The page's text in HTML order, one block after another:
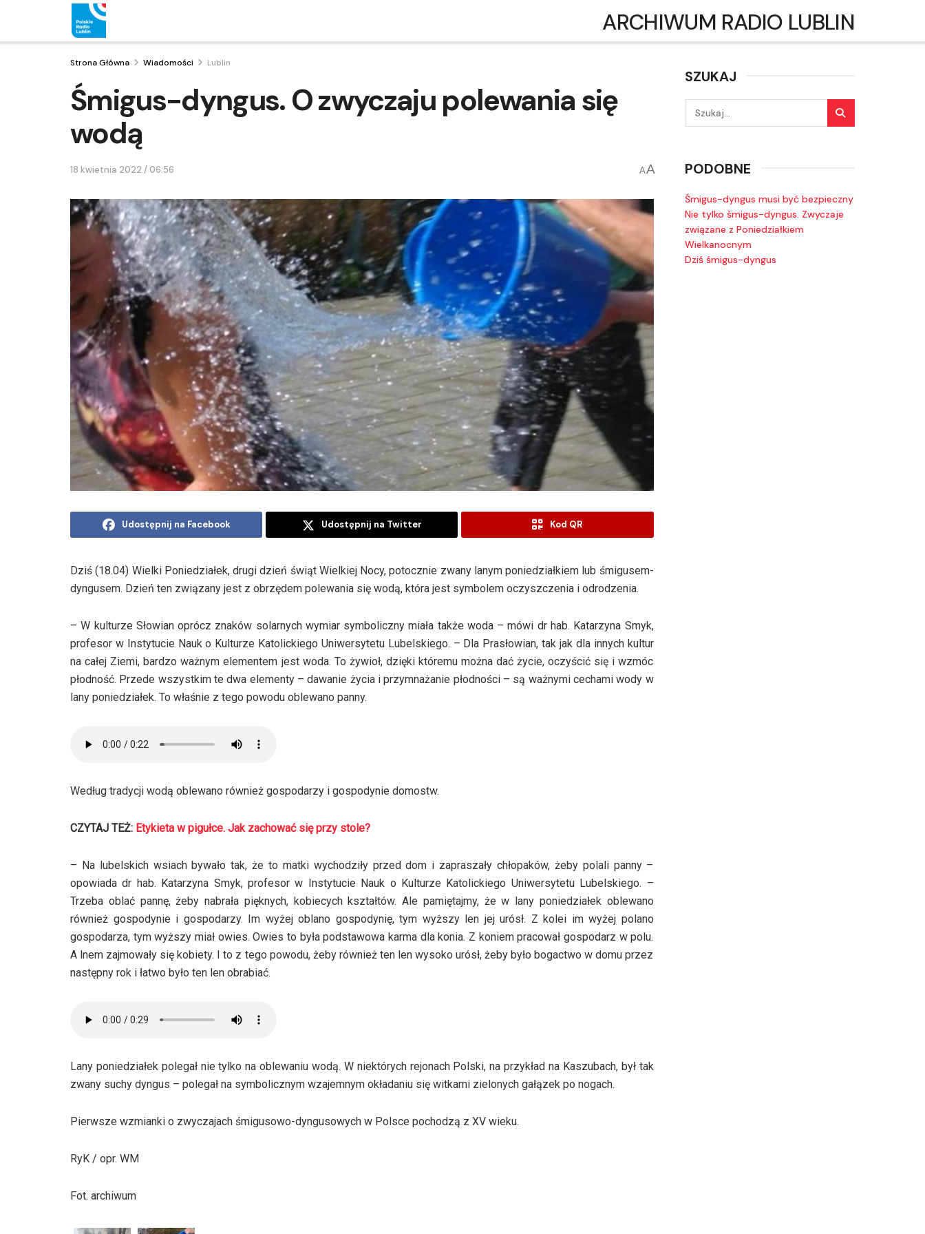
ARCHIWUM RADIO LUBLIN
Strona Główna Wiadomości Lublin
Śmigus-dyngus. O zwyczaju polewania się
wodą
18 kwietnia 2022 / 06:56 AA
Udostępnij na Facebook Udostępnij na Twitter Kod QR
Dziś (18.04) Wielki Poniedziałek, drugi dzień świąt Wielkiej Nocy, potocznie zwany lanym poniedziałkiem lub śmigusem-
dyngusem. Dzień ten związany jest z obrzędem polewania się wodą, która jest symbolem oczyszczenia i odrodzenia.
– W kulturze Słowian oprócz znaków solarnych wymiar symboliczny miała także woda – mówi dr hab. Katarzyna Smyk,
profesor w Instytucie Nauk o Kulturze Katolickiego Uniwersytetu Lubelskiego. – Dla Prasłowian, tak jak dla innych kultur
na całej Ziemi, bardzo ważnym elementem jest woda. To żywioł, dzięki któremu można dać życie, oczyścić się i wzmóc
płodność. Przede wszystkim te dwa elementy – dawanie życia i przymnażanie płodności – są ważnymi cechami wody w
lany poniedziałek. To właśnie z tego powodu oblewano panny.
Według tradycji wodą oblewano również gospodarzy i gospodynie domostw.
CZYTAJ TEŻ: Etykieta w pigułce. Jak zachować się przy stole?
– Na lubelskich wsiach bywało tak, że to matki wychodziły przed dom i zapraszały chłopaków, żeby polali panny –
opowiada dr hab. Katarzyna Smyk, profesor w Instytucie Nauk o Kulturze Katolickiego Uniwersytetu Lubelskiego. –
Trzeba oblać pannę, żeby nabrała pięknych, kobiecych kształtów. Ale pamiętajmy, że w lany poniedziałek oblewano
również gospodynie i gospodarzy. Im wyżej oblano gospodynię, tym wyższy len jej urósł. Z kolei im wyżej polano
gospodarza, tym wyższy miał owies. Owies to była podstawowa karma dla konia. Z koniem pracował gospodarz w polu.
A lnem zajmowały się kobiety. I to z tego powodu, żeby również ten len wysoko urósł, żeby było bogactwo w domu przez
następny rok i łatwo było ten len obrabiać.
Lany poniedziałek polegał nie tylko na oblewaniu wodą. W niektórych rejonach Polski, na przykład na Kaszubach, był tak
zwany suchy dyngus – polegał na symbolicznym wzajemnym okładaniu się witkami zielonych gałązek po nogach.
Pierwsze wzmianki o zwyczajach śmigusowo-dyngusowych w Polsce pochodzą z XV wieku.
RyK / opr. WM
Fot. archiwum
SZUKAJ
PODOBNE
Śmigus-dyngus musi być bezpieczny
Nie tylko śmigus-dyngus. Zwyczaje
związane z Poniedziałkiem
Wielkanocnym
Dziś śmigus-dyngus